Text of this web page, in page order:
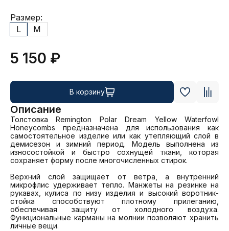
Размер:
L
M
5 150 ₽
В корзину
Описание
Толстовка Remington Polar Dream Yellow Waterfowl
Honeycombs предназначена для использования как
самостоятельное изделие или как утепляющий слой в
демисезон и зимний период. Модель выполнена из
износостойкой и быстро сохнущей ткани, которая
сохраняет форму после многочисленных стирок.
Верхний слой защищает от ветра, а внутренний
микрофлис удерживает тепло. Манжеты на резинке на
рукавах, кулиса по низу изделия и высокий воротник-
стойка способствуют плотному прилеганию,
обеспечивая защиту от холодного воздуха.
Функциональные карманы на молнии позволяют хранить
личные вещи.